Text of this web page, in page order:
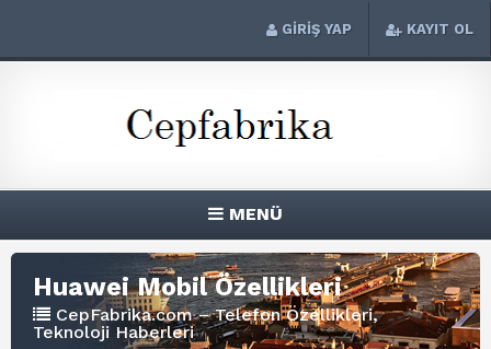
GİRİŞ YAP KAYIT OL
MENÜ
Huawei Mobil Özellikleri
CepFabrika.com – Telefon Özellikleri,
Teknoloji Haberleri